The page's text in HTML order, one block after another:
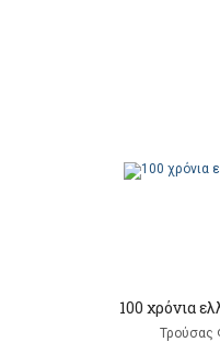
100 χρόνια
Τρούσας